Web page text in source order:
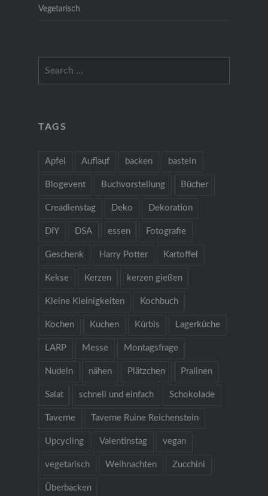
Vegetarisch
TAGS
Apfel Auflauf backen basteln
Blogevent Buchvorstellung Bücher
Creadienstag Deko Dekoration
DIY DSA essen Fotografie
Geschenk Harry Potter Kartoffel
Kekse Kerzen kerzen gießen
Kleine Kleinigkeiten Kochbuch
Kochen Kuchen Kürbis Lagerküche
LARP Messe Montagsfrage
Nudeln nähen Plätzchen Pralinen
Salat schnell und einfach Schokolade
Taverne Taverne Ruine Reichenstein
Upcycling Valentinstag vegan
vegetarisch Weihnachten Zucchini
Überbacken